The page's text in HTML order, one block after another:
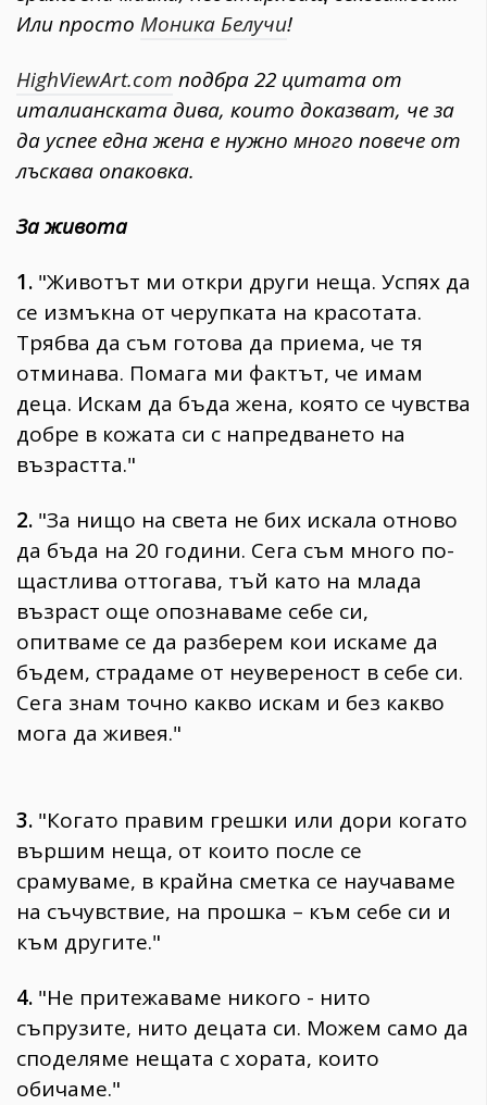
Или просто Моника Белучи!
HighViewArt.com подбра 22 цитата от
италианската дива, които доказват, че за
да успее една жена е нужно много повече от
лъскава опаковка.
За живота
1. "Животът ми откри други неща. Успях да
се измъкна от черупката на красотата.
Трябва да съм готова да приема, че тя
отминава. Помага ми фактът, че имам
деца. Искам да бъда жена, която се чувства
добре в кожата си с напредването на
възрастта."
2. "За нищо на света не бих искала отново
да бъда на 20 години. Сега съм много по-
щастлива оттогава, тъй като на млада
възраст още опознаваме себе си,
опитваме се да разберем кои искаме да
бъдем, страдаме от неувереност в себе си.
Сега знам точно какво искам и без какво
мога да живея."
3. "Когато правим грешки или дори когато
вършим неща, от които после се
срамуваме, в крайна сметка се научаваме
на съчувствие, на прошка – към себе си и
към другите."
4. "Не притежаваме никого - нито
съпрузите, нито децата си. Можем само да
споделяме нещата с хората, които
обичаме."